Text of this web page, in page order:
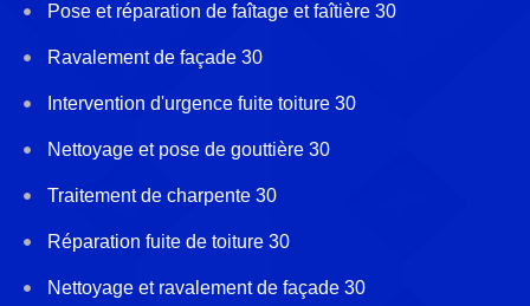
Pose et réparation de faîtage et faîtière 30
Ravalement de façade 30
Intervention d'urgence fuite toiture 30
Nettoyage et pose de gouttière 30
Traitement de charpente 30
Réparation fuite de toiture 30
Nettoyage et ravalement de façade 30